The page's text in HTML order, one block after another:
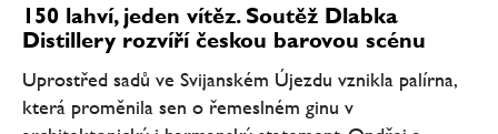
150 lahví, jeden vítěz. Soutěž Dlabka
Distillery rozvíří českou barovou scénu
Uprostřed sadů ve Svijanském Újezdu vznikla palírna,
která proměnila sen o řemeslném ginu v